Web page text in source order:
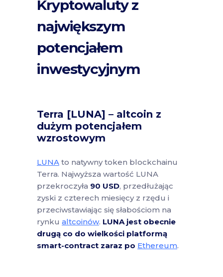
Kryptowaluty z
największym
potencjałem
inwestycyjnym
Terra [LUNA] – altcoin z
dużym potencjałem
wzrostowym
LUNA to natywny token blockchainu
Terra. Najwyższa wartość LUNA
przekroczyła 90 USD, przedłużając
zyski z czterech miesięcy z rzędu i
przeciwstawiając się słabościom na
rynku altcoinów. LUNA jest obecnie
drugą co do wielkości platformą
smart-contract zaraz po Ethereum.